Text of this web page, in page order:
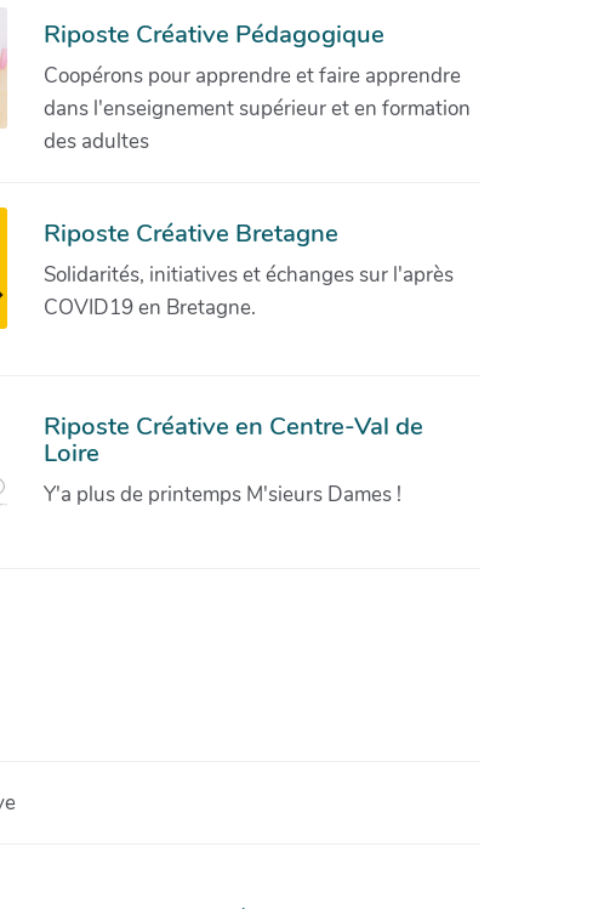
Riposte Créative Pédagogique
Coopérons pour apprendre et faire apprendre
dans l'enseignement supérieur et en formation
des adultes
Riposte Créative Bretagne
Solidarités, initiatives et échanges sur l'après
COVID19 en Bretagne.
Riposte Créative en Centre-Val de
Loire
Y'a plus de printemps M'sieurs Dames !